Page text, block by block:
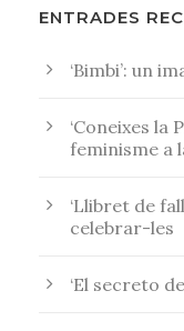
ENTRADES
‘Bimbi’: un
‘Coneixes la
feminisme a
‘Llibret de
celebrar-les
‘El secreto